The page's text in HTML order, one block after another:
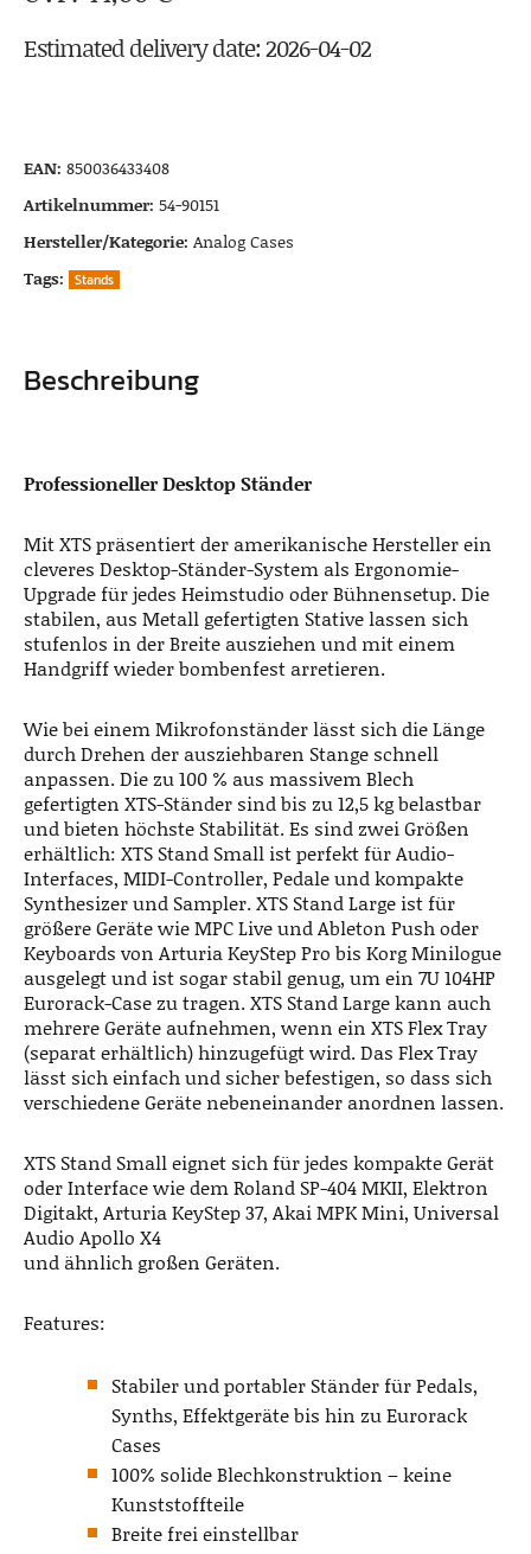
Estimated delivery date: 2026-04-02
EAN: 850036433408
Artikelnummer: 54-90151
Hersteller/Kategorie: Analog Cases
Tags:
Stands
Beschreibung
Professioneller Desktop Ständer
Mit XTS präsentiert der amerikanische Hersteller ein
cleveres Desktop-Ständer-System als Ergonomie-
Upgrade für jedes Heimstudio oder Bühnensetup. Die
stabilen, aus Metall gefertigten Stative lassen sich
stufenlos in der Breite ausziehen und mit einem
Handgriff wieder bombenfest arretieren.
Wie bei einem Mikrofonständer lässt sich die Länge
durch Drehen der ausziehbaren Stange schnell
anpassen. Die zu 100 % aus massivem Blech
gefertigten XTS-Ständer sind bis zu 12,5 kg belastbar
und bieten höchste Stabilität. Es sind zwei Größen
erhältlich: XTS Stand Small ist perfekt für Audio-
Interfaces, MIDI-Controller, Pedale und kompakte
Synthesizer und Sampler. XTS Stand Large ist für
größere Geräte wie MPC Live und Ableton Push oder
Keyboards von Arturia KeyStep Pro bis Korg Minilogue
ausgelegt und ist sogar stabil genug, um ein 7U 104HP
Eurorack-Case zu tragen. XTS Stand Large kann auch
mehrere Geräte aufnehmen, wenn ein XTS Flex Tray
(separat erhältlich) hinzugefügt wird. Das Flex Tray
lässt sich einfach und sicher befestigen, so dass sich
verschiedene Geräte nebeneinander anordnen lassen.
XTS Stand Small eignet sich für jedes kompakte Gerät
oder Interface wie dem Roland SP-404 MKII, Elektron
Digitakt, Arturia KeyStep 37, Akai MPK Mini, Universal
Audio Apollo X4
und ähnlich großen Geräten.
Features:
Stabiler und portabler Ständer für Pedals,
Synths, Effektgeräte bis hin zu Eurorack
Cases
100% solide Blechkonstruktion – keine
Kunststoffteile
Breite frei einstellbar